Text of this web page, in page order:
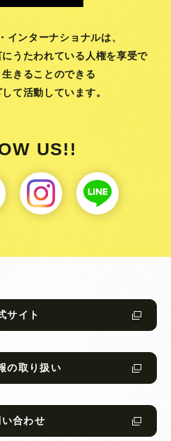
インターナショナルは、
うたわれている人権を享受で
生きることのできる
て活動しています。
US!!
サイト
の取り扱い
い合わせ